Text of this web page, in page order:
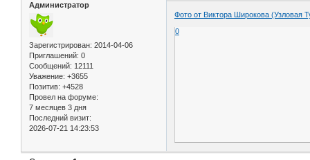
Администратор
Зарегистрирован: 2014-04-06
Приглашений: 0
Сообщений: 12111
Уважение: +3655
Позитив: +4528
Провел на форуме:
7 месяцев 3 дня
Последний визит:
2026-07-21 14:23:53
Фото от Виктора Широкова (Узловая
0